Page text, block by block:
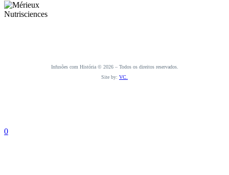
Infusões com História © 2026 – Todos os direitos reservados.
Site by: VC.
0